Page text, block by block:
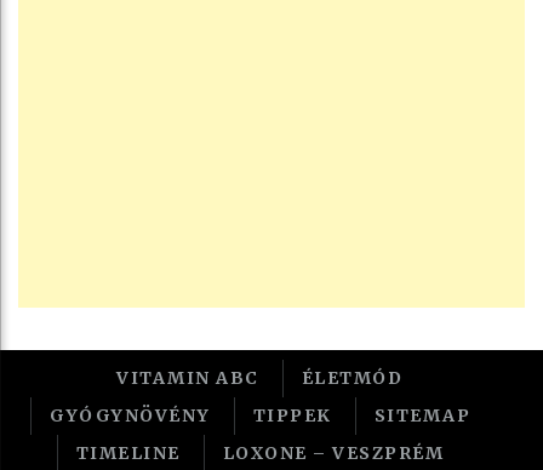
VITAMIN ABC
ÉLETMÓD
GYÓGYNÖVÉNY
TIPPEK
SITEMAP
TIMELINE
LOXONE – VESZPRÉM